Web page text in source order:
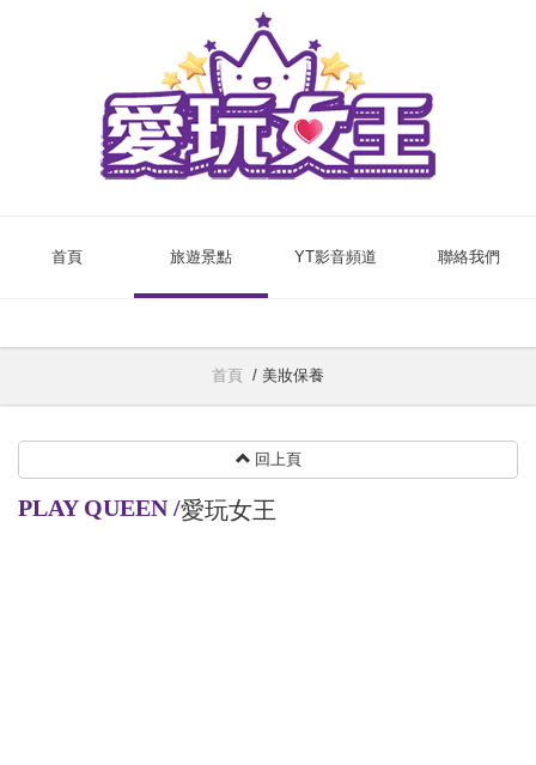
首頁 旅遊景點 YT影音頻道 聯絡我們
首頁 / 美妝保養
回上頁
PLAY QUEEN/愛玩女王